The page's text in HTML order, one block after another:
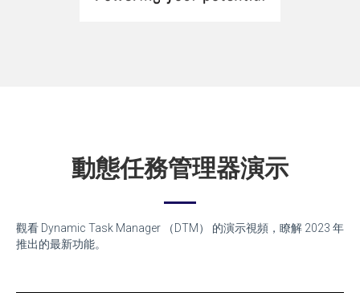
動態任務管理器演示
觀看 Dynamic Task Manager （DTM） 的演示視頻，瞭解 2023 年
推出的最新功能。